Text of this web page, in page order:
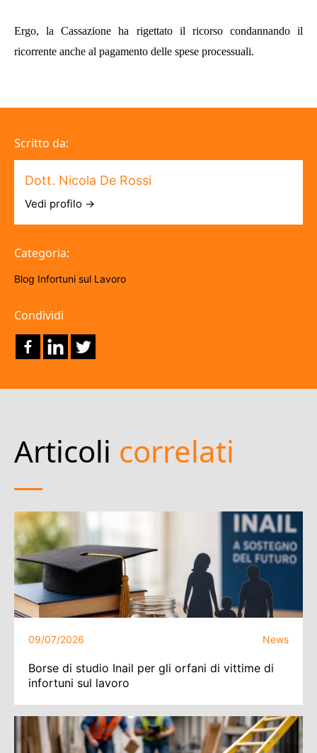
Ergo, la Cassazione ha rigettato il ricorso condannando il
ricorrente anche al pagamento delle spese processuali.
Scritto da:
Dott. Nicola De Rossi
Vedi profilo →
Categoria:
Blog Infortuni sul Lavoro
Condividi
Articoli correlati
09/07/2026 News
Borse di studio Inail per gli orfani di vittime di
infortuni sul lavoro